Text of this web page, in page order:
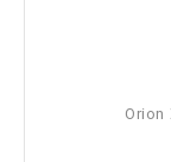
Orion